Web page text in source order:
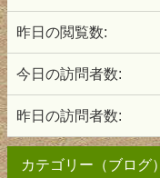
昨日の閲覧数:
今日の訪問者数:
昨日の訪問者数:
カテゴリー（ブログ）